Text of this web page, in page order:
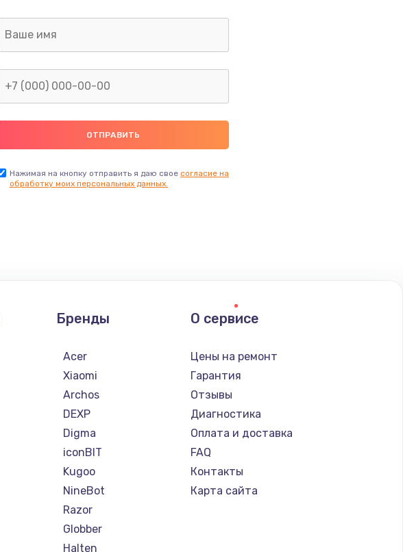
Заказать
Нажимая на кнопку отправить я даю свое согласие на
обработку моих персональных данных.
Бренды
Acer
Xiaomi
Archos
DEXP
Digma
iconBIT
Kugoo
NineBot
Razor
Globber
Halten
О сервисе
Цены на ремонт
Гарантия
Отзывы
Диагностика
Оплата и доставка
FAQ
Контакты
Карта сайта